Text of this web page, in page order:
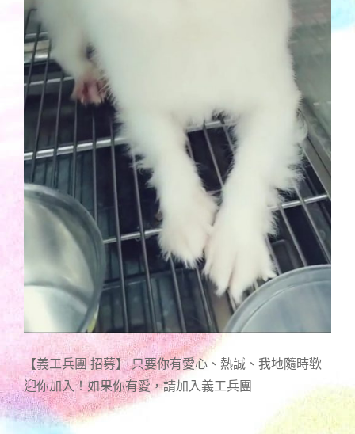
【義工兵團 招募】 只要你有愛心、熱誠、我地隨時歡
迎你加入！如果你有愛，請加入義工兵團